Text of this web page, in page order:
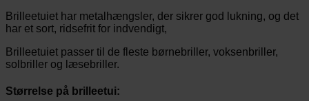
Brilleetuiet har metalhængsler, der sikrer god lukning, og det
har et sort, ridsefrit for indvendigt,
Brilleetuiet passer til de fleste børnebriller, voksenbriller,
solbriller og læsebriller.
Størrelse på brilleetui: